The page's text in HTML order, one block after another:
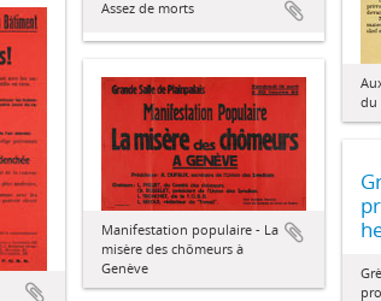
Assez de morts
du
Manifestation populaire - La
misère des chômeurs à
Genève